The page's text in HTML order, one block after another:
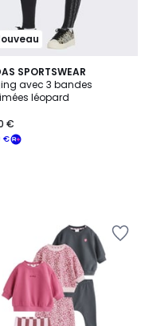
SPORTSWEAR
avec 3 bandes
léopard
€
€